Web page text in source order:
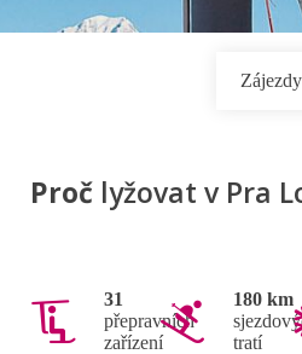
Zájezdy
Proč lyžovat v Pra
31
přepravních
zařízení
180 km
tratí